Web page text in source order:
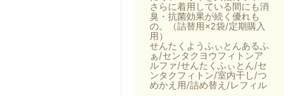
さらに着用している間にも消
臭・抗菌効果が続く優れも
の。（詰替用×2袋/定期購入
用）
せんたくようふぃとんあるふ
ぁ/センタクヨウフィトンア
ルファ/せんたくふぃとん/セ
ンタクフィトン/室内干し/つ
めかえ用/詰め替え/レフィル